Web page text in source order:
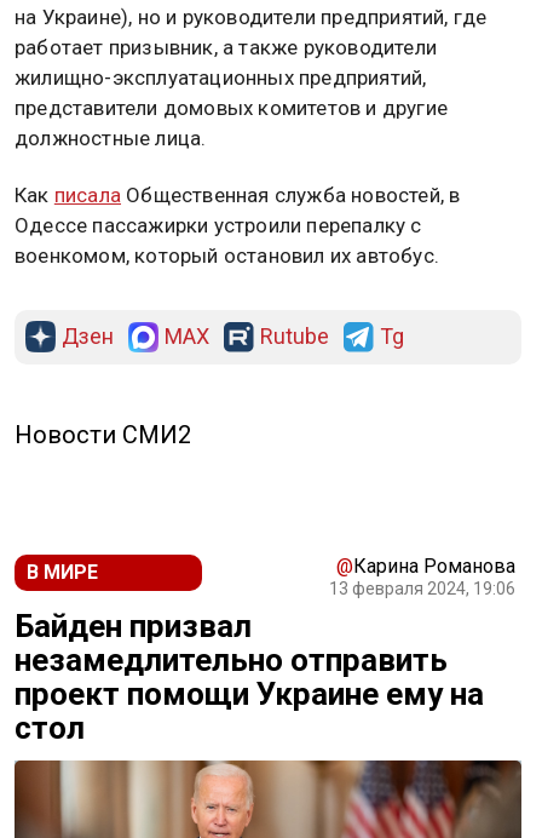
на Украине), но и руководители предприятий, где
работает призывник, а также руководители
жилищно-эксплуатационных предприятий,
представители домовых комитетов и другие
должностные лица.
Как писала Общественная служба новостей, в
Одессе пассажирки устроили перепалку с
военкомом, который остановил их автобус.
Дзен MAX Rutube Tg
Новости СМИ2
В МИРЕ @Карина Романова
13 февраля 2024, 19:06
Байден призвал
незамедлительно отправить
проект помощи Украине ему на
стол